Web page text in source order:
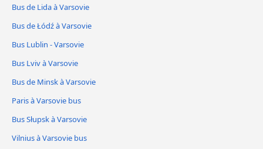
Bus de Lida à Varsovie
Bus de Łódź à Varsovie
Bus Lublin - Varsovie
Bus Lviv à Varsovie
Bus de Minsk à Varsovie
Paris à Varsovie bus
Bus Słupsk à Varsovie
Vilnius à Varsovie bus